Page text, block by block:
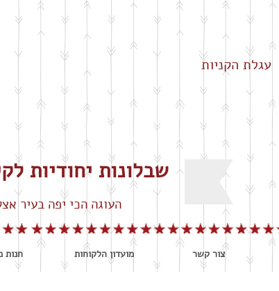
העוגה הכי יפה בעיר
עגלת הקניות
שבלונות יחודיות
חנות מועדון הלקוחות צור קשר